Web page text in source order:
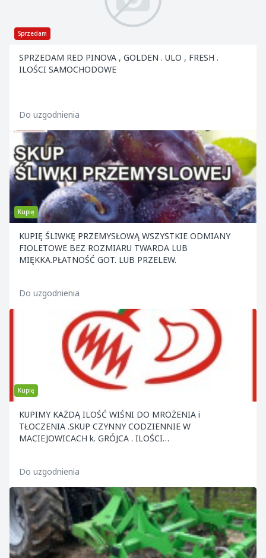
Sprzedam
SPRZEDAM RED PINOVA , GOLDEN . ULO , FRESH .
ILOŚCI SAMOCHODOWE
Do uzgodnienia
Kupię
KUPIĘ ŚLIWKĘ PRZEMYSŁOWĄ WSZYSTKIE ODMIANY
FIOLETOWE BEZ ROZMIARU TWARDA LUB
MIĘKKA.PŁATNOŚĆ GOT. LUB PRZELEW.
Do uzgodnienia
Kupię
KUPIMY KAŻDĄ ILOŚĆ WIŚNI DO MROŻENIA i
TŁOCZENIA .SKUP CZYNNY CODZIENNIE W
MACIEJOWICACH k. GRÓJCA . ILOŚCI
Do uzgodnienia